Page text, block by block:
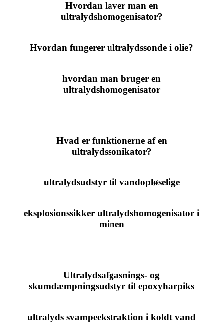
Hvordan laver man en
ultralydshomogenisator?
Hvordan fungerer ultralydssonde i olie?
hvordan man bruger en
ultralydshomogenisator
Hvad er funktionerne af en
ultralydssonikator?
ultralydsudstyr til vandopløselige
eksplosionssikker ultralydshomogenisator i
minen
Ultralydsafgasnings- og
skumdæmpningsudstyr til epoxyharpiks
ultralyds svampeekstraktion i koldt vand